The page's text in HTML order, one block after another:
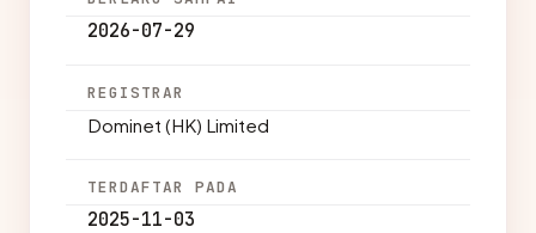
2026-07-29
REGISTRAR
Dominet (HK) Limited
TERDAFTAR PADA
2025-11-03